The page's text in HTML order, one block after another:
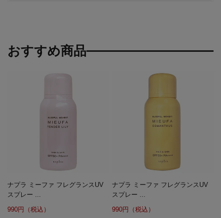
おすすめ商品
ナプラ ミーファ フレグランスUV
スプレー ...
990円（税込）
ナプラ ミーファ フレグランスUV
スプレー ...
990円（税込）